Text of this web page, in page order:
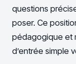
questions
poser. Ce
pédagogique et
d’entrée simple